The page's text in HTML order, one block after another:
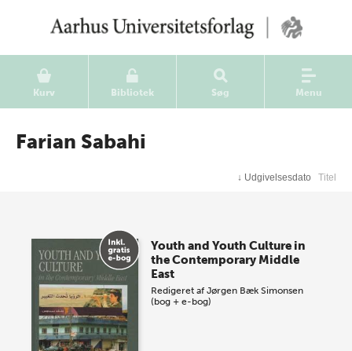
Kurv Bibliotek Søg Menu
Farian Sabahi
↓ Udgivelsesdato Titel
Youth and Youth Culture in
the Contemporary Middle
East
Redigeret afJørgen Bæk Simonsen
(bog + e-bog)